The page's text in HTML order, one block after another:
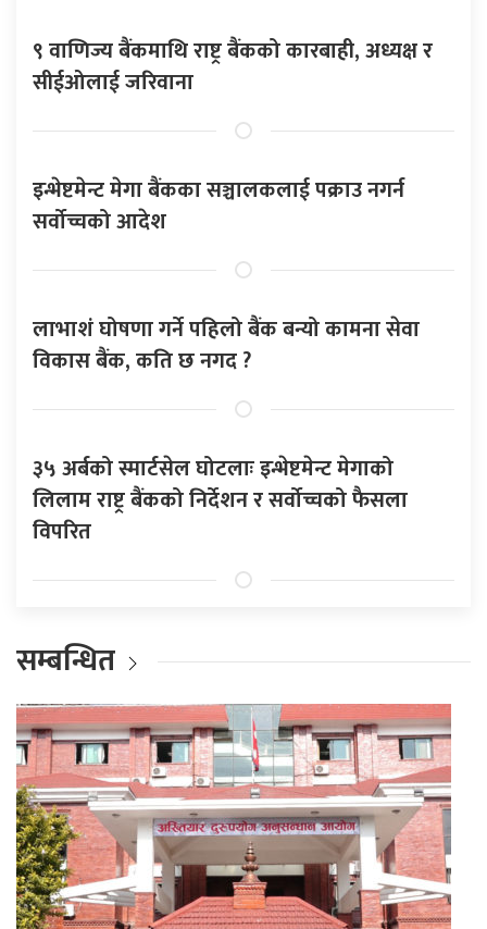
९ वाणिज्य बैंकमाथि राष्ट्र बैंकको कारबाही, अध्यक्ष र
सीईओलाई जरिवाना
इन्भेष्टमेन्ट मेगा बैंकका सञ्चालकलाई पक्राउ नगर्न
सर्वोच्चको आदेश
लाभाशं घोषणा गर्ने पहिलो बैंक बन्यो कामना सेवा
विकास बैंक, कति छ नगद ?
३५ अर्बको स्मार्टसेल घोटलाः इन्भेष्टमेन्ट मेगाको
लिलाम राष्ट्र बैंकको निर्देशन र सर्वोच्चको फैसला
विपरित
सम्बन्धित